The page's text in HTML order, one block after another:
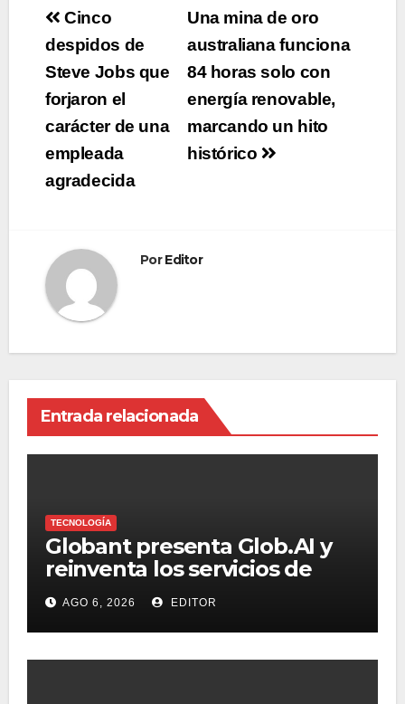
Navegación
de
entradas
Una mina de oro
australiana funciona
84 horas solo con
energía renovable,
marcando un hito
histórico
Cinco
despidos de
Steve Jobs que
forjaron el
carácter de una
empleada
agradecida
PorEditor
Entrada relacionada
TECNOLOGÍA
Globant presenta Glob.AI y
reinventa los servicios de
tecnología para la era de la IA
AGO 6, 2026 EDITOR